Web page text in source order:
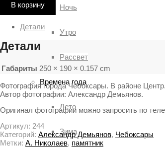
Ночь
Утро
Рассвет
Времена года
Лето
Зима
В корзину
Детали
Детали
Габариты 250 × 190 × 0.157 cm
Фотография города Чебоксары. В районе
Автор фотографии: Александр Демьянов.
Оригинал фотографии можно запросить по
Артикул: 244
Категорий: Александр Демьянов, Чебоксары
Метки: А. Николаев, памятник